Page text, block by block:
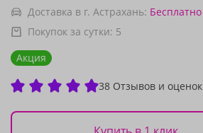
Доставка в г. Астрахань: Бесплатно
Покупок за сутки: 5
Акция
38 Отзывов и оценок